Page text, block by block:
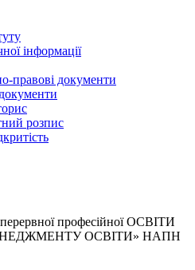
інформації
правові документи
розпис
професійної ОСВІТИ
ОСВІТИ» НАПН